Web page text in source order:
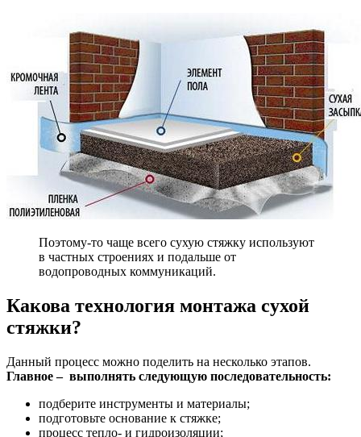
Поэтому-то чаще всего сухую стяжку используют
в частных строениях и подальше от
водопроводных коммуникаций.
Какова технология монтажа сухой
стяжки?
Данный процесс можно поделить на несколько этапов.
Главное – выполнять следующую последовательность:
подберите инструменты и материалы;
подготовьте основание к стяжке;
процесс тепло- и гидроизоляции;